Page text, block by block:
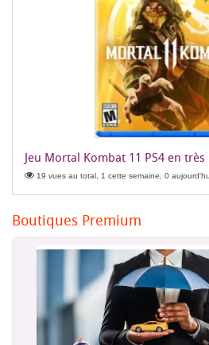
Jeu Mortal Kombat 11 PS4 en
19 vues au total, 1 cette semaine, 0
Boutiques Premium